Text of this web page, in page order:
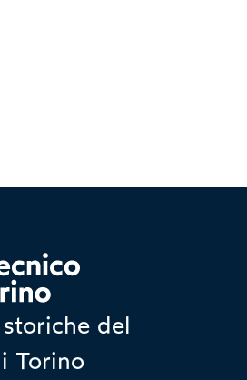
del
Torino